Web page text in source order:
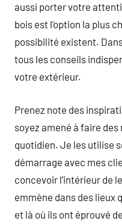
aussi porter votre
bois est l’option la plus
possibilité existent.
tous les conseils
votre extérieur.
Prenez note des
soyez amené à faire
quotidien. Je les utilise
démarrage avec mes
concevoir l’intérieur de
emmène dans des lieux
et là où ils ont éprouvé